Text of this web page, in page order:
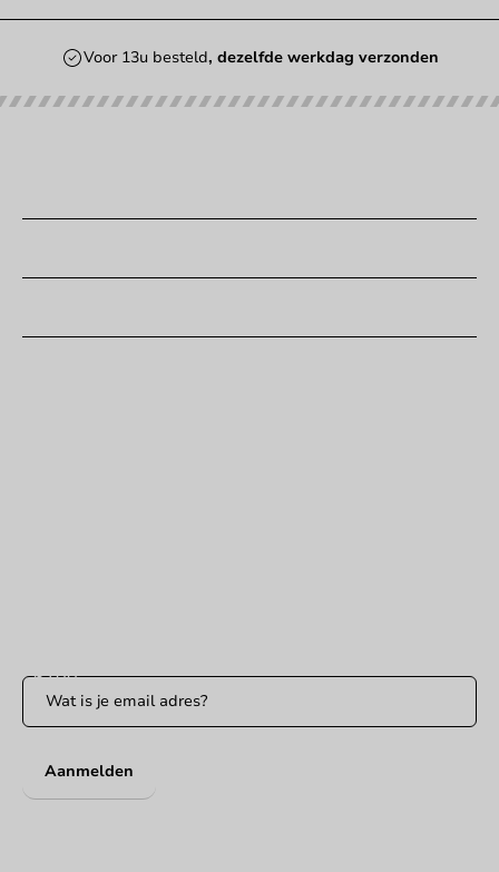
Voor 13u besteld, dezelfde werkdag verzonden
Aanmelden